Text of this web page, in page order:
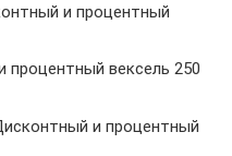
и процентный
вексель 250
и процентный